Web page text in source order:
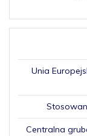
Unia
Centralna